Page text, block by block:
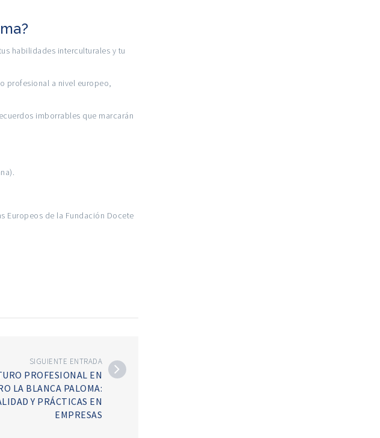
habilidades interculturales y tu
profesional a nivel europeo,
imborrables que marcarán
Europeos de la Fundación Docete
SIGUIENTE ENTRADA
PROFESIONAL EN
LA BLANCA PALOMA:
Y PRÁCTICAS EN
EMPRESAS